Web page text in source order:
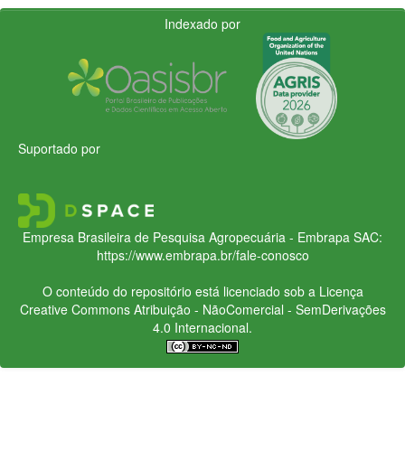
Indexado por
Suportado por
Empresa Brasileira de Pesquisa Agropecuária - Embrapa SAC:
https://www.embrapa.br/fale-conosco
O conteúdo do repositório está licenciado sob a Licença
Creative CommonsAtribuição - NãoComercial - SemDerivações
4.0 Internacional.